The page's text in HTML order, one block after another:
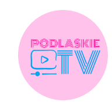
content